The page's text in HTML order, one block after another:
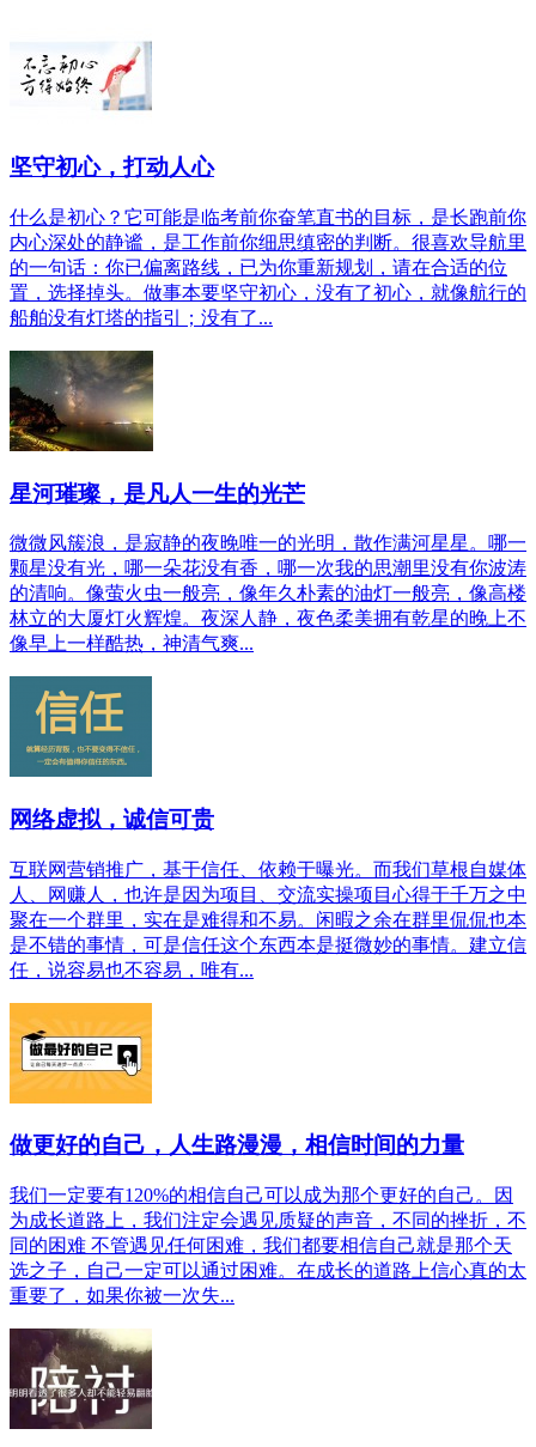
坚守初心，打动人心
什么是初心？它可能是临考前你奋笔直书的目标，是长跑前你
内心深处的静谧，是工作前你细思缜密的判断。很喜欢导航里
的一句话：你已偏离路线，已为你重新规划，请在合适的位
置，选择掉头。做事本要坚守初心，没有了初心，就像航行的
船舶没有灯塔的指引；没有了...
星河璀璨，是凡人一生的光芒
微微风簇浪，是寂静的夜晚唯一的光明，散作满河星星。哪一
颗星没有光，哪一朵花没有香，哪一次我的思潮里没有你波涛
的清响。像萤火虫一般亮，像年久朴素的油灯一般亮，像高楼
林立的大厦灯火辉煌。夜深人静，夜色柔美拥有乾星的晚上不
像早上一样酷热，神清气爽...
网络虚拟，诚信可贵
互联网营销推广，基于信任、依赖于曝光。而我们草根自媒体
人、网赚人，也许是因为项目、交流实操项目心得于千万之中
聚在一个群里，实在是难得和不易。闲暇之余在群里侃侃也本
是不错的事情，可是信任这个东西本是挺微妙的事情。建立信
任，说容易也不容易，唯有...
做更好的自己，人生路漫漫，相信时间的力量
我们一定要有120%的相信自己可以成为那个更好的自己。因
为成长道路上，我们注定会遇见质疑的声音，不同的挫折，不
同的困难 不管遇见任何困难，我们都要相信自己就是那个天
选之子，自己一定可以通过困难。在成长的道路上信心真的太
重要了，如果你被一次失...